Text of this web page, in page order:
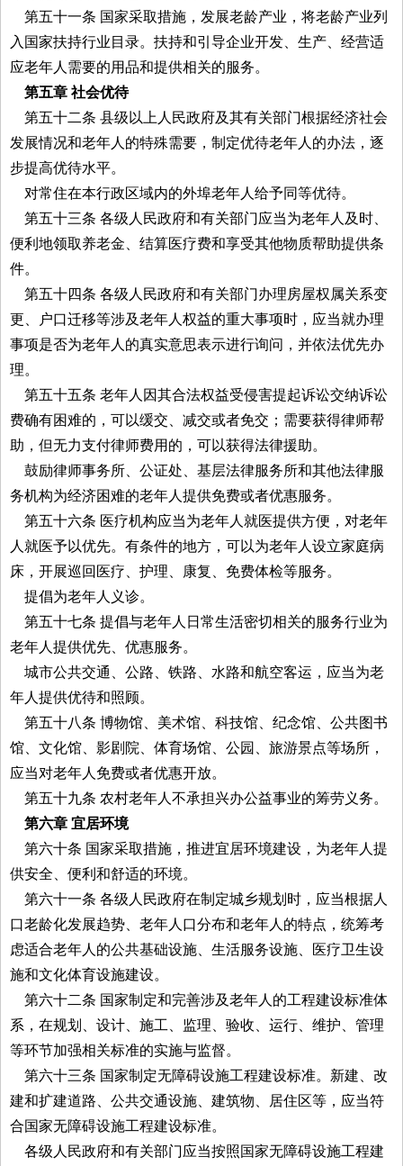
第五十一条 国家采取措施，发展老龄产业，将老龄产业列
入国家扶持行业目录。扶持和引导企业开发、生产、经营适
应老年人需要的用品和提供相关的服务。
第五章 社会优待
第五十二条 县级以上人民政府及其有关部门根据经济社会
发展情况和老年人的特殊需要，制定优待老年人的办法，逐
步提高优待水平。
对常住在本行政区域内的外埠老年人给予同等优待。
第五十三条 各级人民政府和有关部门应当为老年人及时、
便利地领取养老金、结算医疗费和享受其他物质帮助提供条
件。
第五十四条 各级人民政府和有关部门办理房屋权属关系变
更、户口迁移等涉及老年人权益的重大事项时，应当就办理
事项是否为老年人的真实意思表示进行询问，并依法优先办
理。
第五十五条 老年人因其合法权益受侵害提起诉讼交纳诉讼
费确有困难的，可以缓交、减交或者免交；需要获得律师帮
助，但无力支付律师费用的，可以获得法律援助。
鼓励律师事务所、公证处、基层法律服务所和其他法律服
务机构为经济困难的老年人提供免费或者优惠服务。
第五十六条 医疗机构应当为老年人就医提供方便，对老年
人就医予以优先。有条件的地方，可以为老年人设立家庭病
床，开展巡回医疗、护理、康复、免费体检等服务。
提倡为老年人义诊。
第五十七条 提倡与老年人日常生活密切相关的服务行业为
老年人提供优先、优惠服务。
城市公共交通、公路、铁路、水路和航空客运，应当为老
年人提供优待和照顾。
第五十八条 博物馆、美术馆、科技馆、纪念馆、公共图书
馆、文化馆、影剧院、体育场馆、公园、旅游景点等场所，
应当对老年人免费或者优惠开放。
第五十九条 农村老年人不承担兴办公益事业的筹劳义务。
第六章 宜居环境
第六十条 国家采取措施，推进宜居环境建设，为老年人提
供安全、便利和舒适的环境。
第六十一条 各级人民政府在制定城乡规划时，应当根据人
口老龄化发展趋势、老年人口分布和老年人的特点，统筹考
虑适合老年人的公共基础设施、生活服务设施、医疗卫生设
施和文化体育设施建设。
第六十二条 国家制定和完善涉及老年人的工程建设标准体
系，在规划、设计、施工、监理、验收、运行、维护、管理
等环节加强相关标准的实施与监督。
第六十三条 国家制定无障碍设施工程建设标准。新建、改
建和扩建道路、公共交通设施、建筑物、居住区等，应当符
合国家无障碍设施工程建设标准。
各级人民政府和有关部门应当按照国家无障碍设施工程建